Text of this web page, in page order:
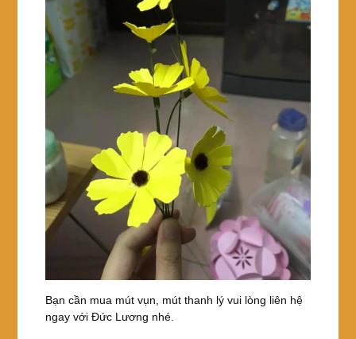
Bạn cần mua mút vụn, mút thanh lý vui lòng liên hệ
ngay với Đức Lương nhé.